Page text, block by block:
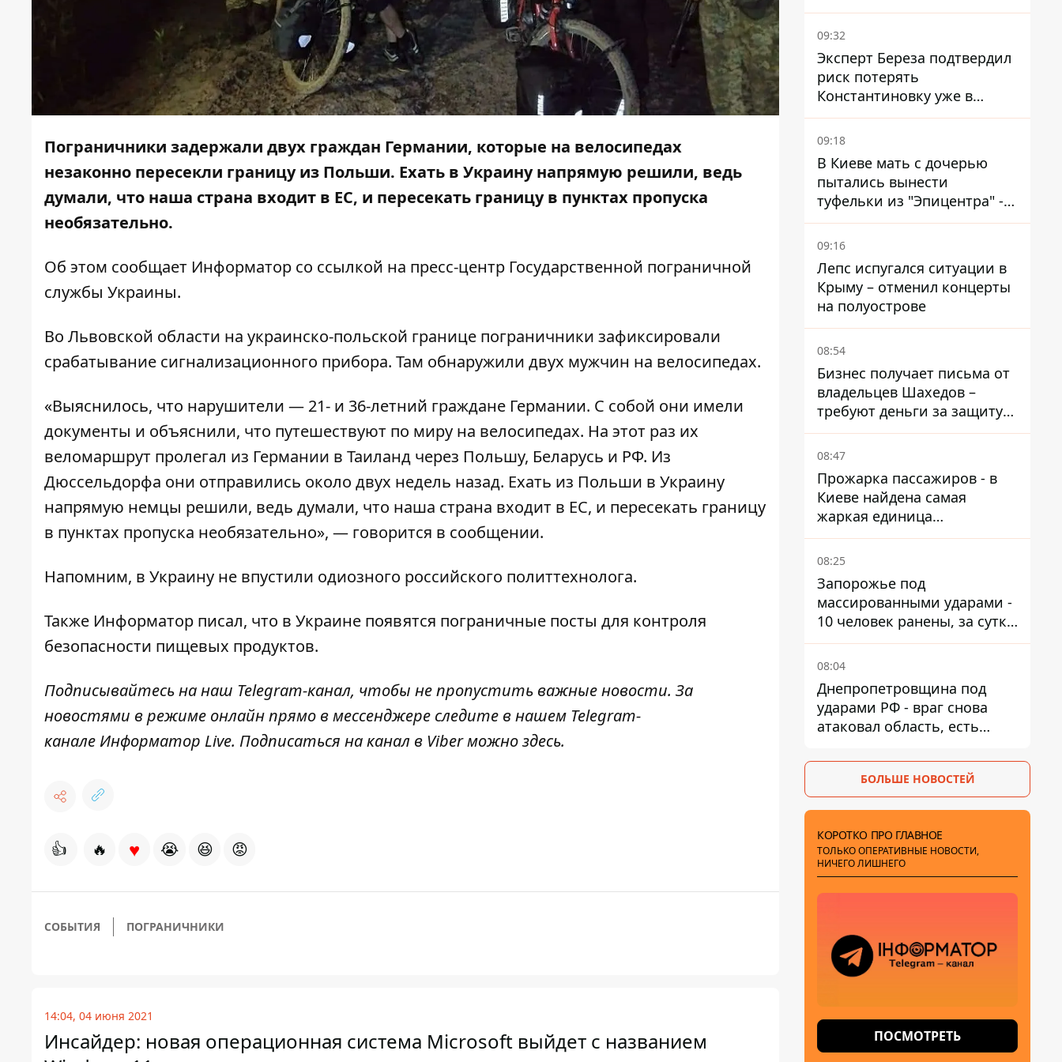
Пограничники задержали двух граждан Германии, которые на велосипедах
незаконно пересекли границу из Польши. Ехать в Украину напрямую решили, ведь
думали, что наша страна входит в ЕС, и пересекать границу в пунктах пропуска
необязательно.
Об этом сообщает Информатор со ссылкой на пресс-центр Государственной пограничной
службы Украины.
Во Львовской области на украинско-польской границе пограничники зафиксировали
срабатывание сигнализационного прибора. Там обнаружили двух мужчин на велосипедах.
«Выяснилось, что нарушители — 21- и 36-летний граждане Германии. С собой они имели
документы и объяснили, что путешествуют по миру на велосипедах. На этот раз их
веломаршрут пролегал из Германии в Таиланд через Польшу, Беларусь и РФ. Из
Дюссельдорфа они отправились около двух недель назад. Ехать из Польши в Украину
напрямую немцы решили, ведь думали, что наша страна входит в ЕС, и пересекать границу
в пунктах пропуска необязательно», — говорится в сообщении.
Напомним, в Украину не впустили одиозного российского политтехнолога.
Также Информатор писал, что в Украине появятся пограничные посты для контроля
безопасности пищевых продуктов.
Подписывайтесь на наш Telegram-канал, чтобы не пропустить важные новости. За
новостями в режиме онлайн прямо в мессенджере следите в нашем Telegram-
канале Информатор Live. Подписаться на канал в Viber можноздесь.
👍 🔥 ♥ 😭 😆 😡
СОБЫТИЯ ПОГРАНИЧНИКИ
14:04, 04 июня 2021
Инсайдер: новая операционная система Microsoft выйдет с названием
мобилизации
09:32
Эксперт Береза ​​подтвердил
риск потерять
Константиновку уже в
ближайшие месяцы
09:18
В Киеве мать с дочерью
пытались вынести
туфельки из "Эпицентра" -
суд вынес приговор
09:16
Лепс испугался ситуации в
Крыму – отменил концерты
на полуострове
08:54
Бизнес получает письма от
владельцев Шахедов –
требуют деньги за защиту
от атак
08:47
Прожарка пассажиров - в
Киеве найдена самая
жаркая единица
общественного транспорта
08:25
Запорожье под
массированными ударами -
10 человек ранены, за сутки
тысячи атак
08:04
Днепропетровщина под
ударами РФ - враг снова
атаковал область, есть
БОЛЬШЕ НОВОСТЕЙ
КОРОТКО ПРО ГЛАВНОЕ
ТОЛЬКО ОПЕРАТИВНЫЕ НОВОСТИ,
НИЧЕГО ЛИШНЕГО
ПОСМОТРЕТЬ